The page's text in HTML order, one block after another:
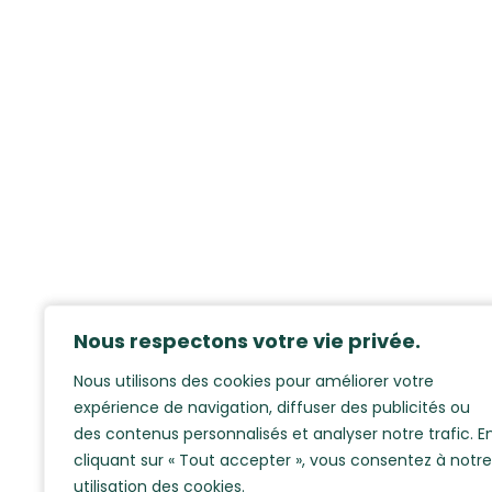
Nous respectons votre vie privée.
Nous utilisons des cookies pour améliorer votre
expérience de navigation, diffuser des publicités ou
des contenus personnalisés et analyser notre trafic.
cliquant sur « Tout accepter », vous consentez à notre
utilisation des cookies.